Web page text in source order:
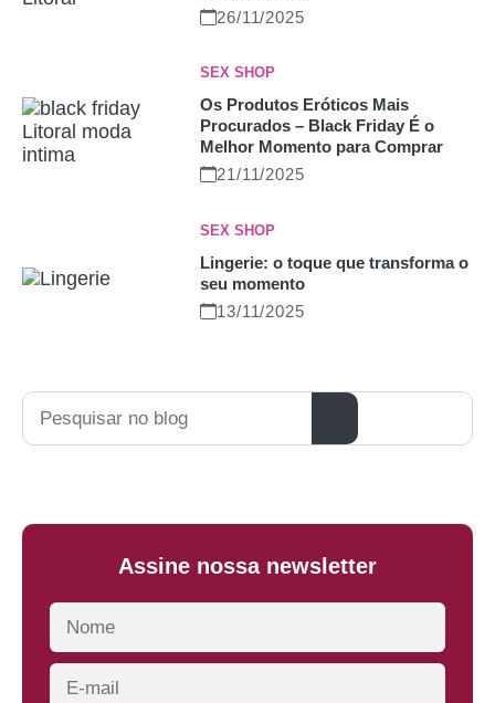
26/11/2025
SEX SHOP
Os Produtos Eróticos Mais
Procurados – Black Friday É o
Melhor Momento para Comprar
21/11/2025
SEX SHOP
Lingerie: o toque que transforma o
seu momento
13/11/2025
Pesquisar
Assine nossa newsletter